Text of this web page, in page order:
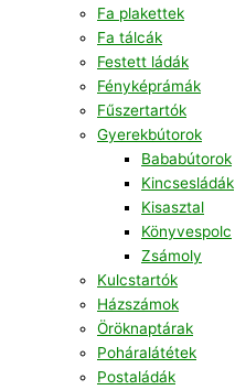
Fa plakettek
Fa tálcák
Festett ládák
Fényképrámák
Fűszertartók
Gyerekbútorok
Bababútorok
Kincsesládák
Kisasztal
Könyvespolc
Zsámoly
Kulcstartók
Házszámok
Öröknaptárak
Poháralátétek
Postaládák